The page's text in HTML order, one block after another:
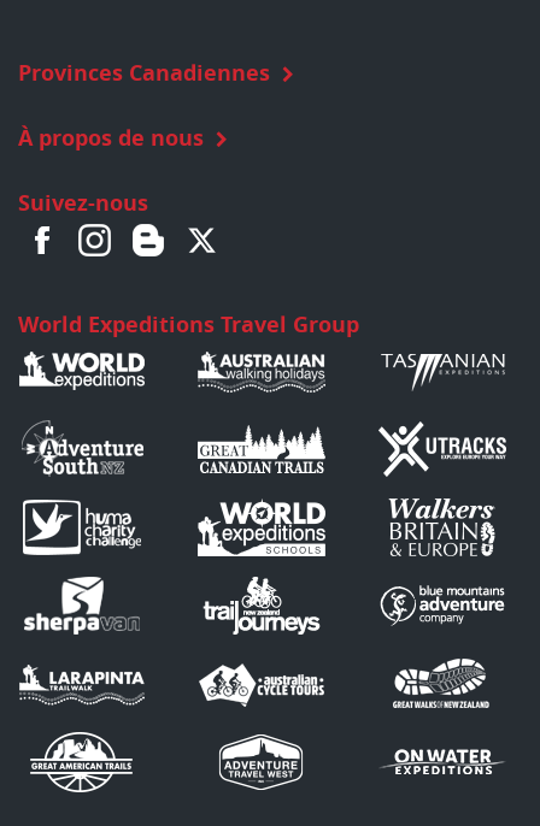
Provinces Canadiennes
À propos de nous
Suivez-nous
World Expeditions Travel Group